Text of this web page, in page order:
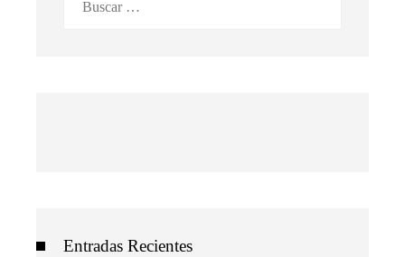
Entradas Recientes